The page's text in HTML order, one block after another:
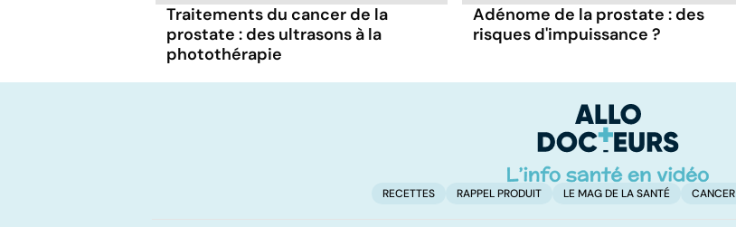
Traitements du cancer de la
prostate : des ultrasons à la
photothérapie
Adénome de la prostate : des
risques d'impuissance ?
RECETTES RAPPEL PRODUIT LE MAG DE LA SANTÉ CANCER